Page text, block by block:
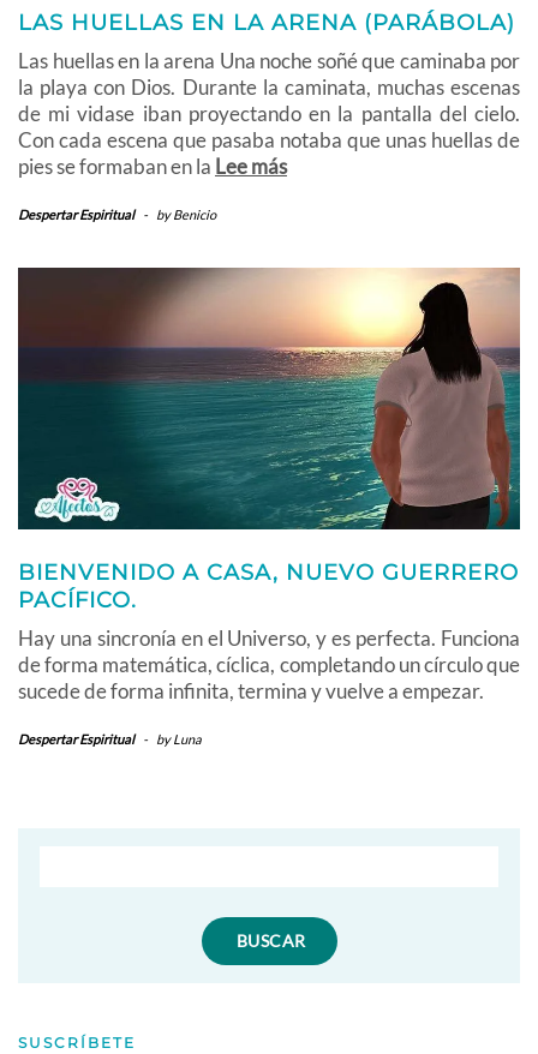
LAS HUELLAS EN LA ARENA (PARÁBOLA)
Las huellas en la arena Una noche soñé que caminaba por
la playa con Dios. Durante la caminata, muchas escenas
de mi vidase iban proyectando en la pantalla del cielo.
Con cada escena que pasaba notaba que unas huellas de
pies se formaban en la Lee más
Despertar Espiritual - byBenicio
BIENVENIDO A CASA, NUEVO GUERRERO
PACÍFICO.
Hay una sincronía en el Universo, y es perfecta. Funciona
de forma matemática, cíclica, completando un círculo que
sucede de forma infinita, termina y vuelve a empezar.
Despertar Espiritual - byLuna
SUSCRÍBETE